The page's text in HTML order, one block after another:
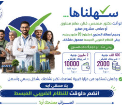
منطقة إعلانية